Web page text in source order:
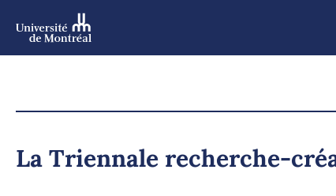
La Triennale recherche-